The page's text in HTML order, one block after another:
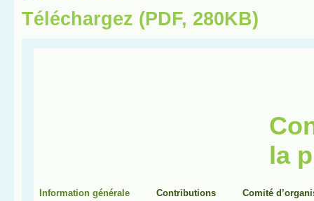
Téléchargez (PDF, 280KB)